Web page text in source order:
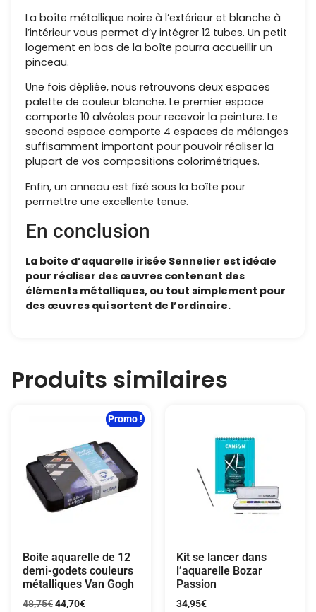
La boîte métallique noire à l’extérieur et blanche à
l’intérieur vous permet d’y intégrer 12 tubes. Un petit
logement en bas de la boîte pourra accueillir un
pinceau.
Une fois dépliée, nous retrouvons deux espaces
palette de couleur blanche. Le premier espace
comporte 10 alvéoles pour recevoir la peinture. Le
second espace comporte 4 espaces de mélanges
suffisamment important pour pouvoir réaliser la
plupart de vos compositions colorimétriques.
Enfin, un anneau est fixé sous la boîte pour
permettre une excellente tenue.
En conclusion
La boite d’aquarelle irisée Sennelier est idéale
pour réaliser des œuvres contenant des
éléments métalliques, ou tout simplement pour
des œuvres qui sortent de l’ordinaire.
Produits similaires
Promo !
Boite aquarelle de 12
demi-godets couleurs
métalliques Van Gogh
48,75€44,70€
Kit se lancer dans
l’aquarelle Bozar
Passion
34,95€